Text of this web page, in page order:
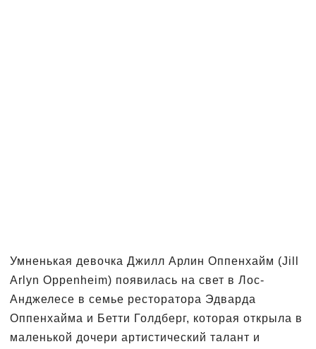
Умненькая девочка Джилл Арлин Оппенхайм (Jill
Arlyn Oppenheim) появилась на свет в Лос-
Анджелесе в семье ресторатора Эдварда
Оппенхайма и Бетти Голдберг, которая открыла в
маленькой дочери артистический талант и